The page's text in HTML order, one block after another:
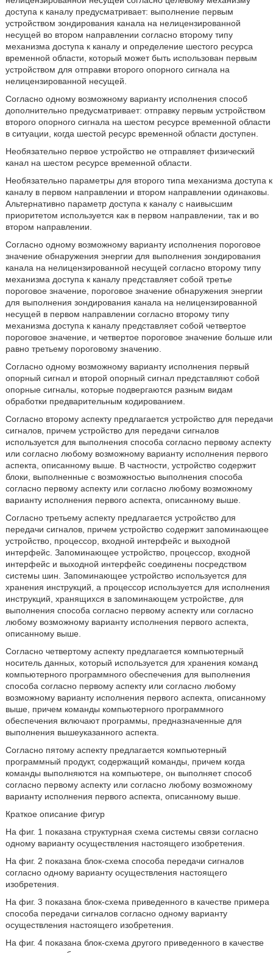
доступа к каналу предусматривает: выполнение первым
устройством зондирования канала на нелицензированной
несущей во втором направлении согласно второму типу
механизма доступа к каналу и определение шестого ресурса
временной области, который может быть использован первым
устройством для отправки второго опорного сигнала на
нелицензированной несущей.
Согласно одному возможному варианту исполнения способ
дополнительно предусматривает: отправку первым устройством
второго опорного сигнала на шестом ресурсе временной области
в ситуации, когда шестой ресурс временной области доступен.
Необязательно первое устройство не отправляет физический
канал на шестом ресурсе временной области.
Необязательно параметры для второго типа механизма доступа к
каналу в первом направлении и втором направлении одинаковы.
Альтернативно параметр доступа к каналу с наивысшим
приоритетом используется как в первом направлении, так и во
втором направлении.
Согласно одному возможному варианту исполнения пороговое
значение обнаружения энергии для выполнения зондирования
канала на нелицензированной несущей согласно второму типу
механизма доступа к каналу представляет собой третье
пороговое значение, пороговое значение обнаружения энергии
для выполнения зондирования канала на нелицензированной
несущей в первом направлении согласно второму типу
механизма доступа к каналу представляет собой четвертое
пороговое значение, и четвертое пороговое значение больше или
равно третьему пороговому значению.
Согласно одному возможному варианту исполнения первый
опорный сигнал и второй опорный сигнал представляют собой
опорные сигналы, которые подвергаются разным видам
обработки предварительным кодированием.
Согласно второму аспекту предлагается устройство для передачи
сигналов, причем устройство для передачи сигналов
используется для выполнения способа согласно первому аспекту
или согласно любому возможному варианту исполнения первого
аспекта, описанному выше. В частности, устройство содержит
блоки, выполненные с возможностью выполнения способа
согласно первому аспекту или согласно любому возможному
варианту исполнения первого аспекта, описанному выше.
Согласно третьему аспекту предлагается устройство для
передачи сигналов, причем устройство содержит запоминающее
устройство, процессор, входной интерфейс и выходной
интерфейс. Запоминающее устройство, процессор, входной
интерфейс и выходной интерфейс соединены посредством
системы шин. Запоминающее устройство используется для
хранения инструкций, а процессор используется для исполнения
инструкций, хранящихся в запоминающем устройстве, для
выполнения способа согласно первому аспекту или согласно
любому возможному варианту исполнения первого аспекта,
описанному выше.
Согласно четвертому аспекту предлагается компьютерный
носитель данных, который используется для хранения команд
компьютерного программного обеспечения для выполнения
способа согласно первому аспекту или согласно любому
возможному варианту исполнения первого аспекта, описанному
выше, причем команды компьютерного программного
обеспечения включают программы, предназначенные для
выполнения вышеуказанного аспекта.
Согласно пятому аспекту предлагается компьютерный
программный продукт, содержащий команды, причем когда
команды выполняются на компьютере, он выполняет способ
согласно первому аспекту или согласно любому возможному
варианту исполнения первого аспекта, описанному выше.
Краткое описание фигур
На фиг. 1 показана структурная схема системы связи согласно
одному варианту осуществления настоящего изобретения.
На фиг. 2 показана блок-схема способа передачи сигналов
согласно одному варианту осуществления настоящего
изобретения.
На фиг. 3 показана блок-схема приведенного в качестве примера
способа передачи сигналов согласно одному варианту
осуществления настоящего изобретения.
На фиг. 4 показана блок-схема другого приведенного в качестве